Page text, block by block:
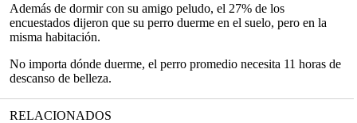
Además de dormir con su amigo peludo, el 27% de los
encuestados dijeron que su perro duerme en el suelo, pero en la
misma habitación.
No importa dónde duerme, el perro promedio necesita 11 horas de
descanso de belleza.
RELACIONADOS